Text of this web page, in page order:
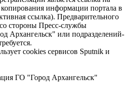
информации портала в
ссылка). Предварительного
стороны Пресс-службы
Архангельск" или подразделений-
cookies сервисов Sputnik и
ГО "Город Архангельск"